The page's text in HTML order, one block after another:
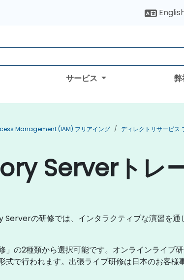
サービス 弊
Management (IAM) フリアイング ディレクトリサービス
Serverトレ
の研修では、インタラクティブな演習を通
の2種類から選択可能です。オンラインライブ
式で行われます。出張ライブ研修は日本のお客